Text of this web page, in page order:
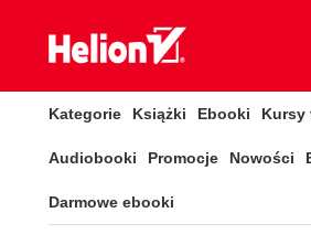
Kategorie Książki Ebooki Kursy
Audiobooki Promocje Nowości
Darmowe ebooki